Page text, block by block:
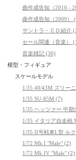
曲作成告知（2010 -
曲作成告知（2009）
サントラ・ＣＤ紹介
セール関連（音楽）
音楽雑記 (30)
模型・フィギュア
スケールモデル
1/35 40/43M ズリー
1/35 SU-85M (7)
1/35 ヘッツァー 中期
1/35 イタリア自走砲
1/35 II号戦車L型 ル
1/72 Mk.I "Male" (2)
1/72 Mk.IV "Male" (2)